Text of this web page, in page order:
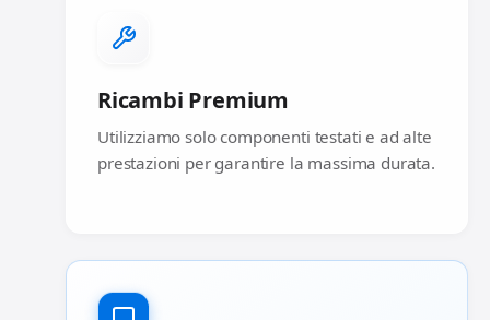
Ricambi Premium
Utilizziamo solo componenti testati e ad alte
prestazioni per garantire la massima durata.